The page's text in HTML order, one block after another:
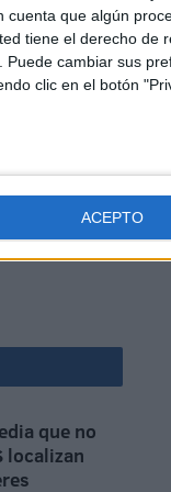
cuenta que algún
tiene el derecho de
cambiar sus
clic en el botón
ACEPTO
que no
conseguir
que no
localizan